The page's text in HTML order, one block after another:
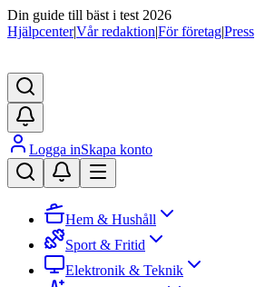
Din guide till bäst i test 2026
Hjälpcenter|Vår redaktion|För företag|Press
Logga inSkapa konto
Hem & Hushåll
Sport & Fritid
Elektronik & Teknik